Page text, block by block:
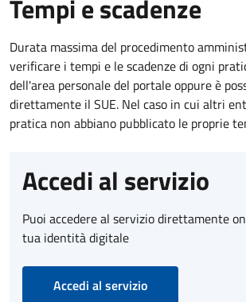
Tempi e scadenze
Durata massima del procedimento
verificare i tempi e le scadenze di ogni
dell'area personale del portale oppure è
direttamente il SUE. Nel caso in cui altri
pratica non abbiano pubblicato le proprie
Accedi al servizio
Puoi accedere al servizio direttamente
tua identità digitale
Accedi al servizio